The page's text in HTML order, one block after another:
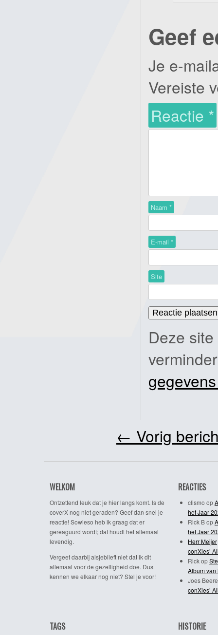
Geef
Je e-
Vereiste
Reactie *
Naam *
E-mail *
Site
Deze
← Vorig
WELKOM
Ontzettend leuk dat je hier langs komt. Is de
coverX nog niet geraden? Geef dan snel je
reactie! Sowieso heb ik graag dat er
gereaguurd wordt; dat houdt het allemaal
levendig.
Vergeet daarbij alsjeblieft niet dat ik dit
allemaal voor de gezelligheid doe. Dus
kennen we elkaar nog niet? Stel je voor!
REACTIES
clismo op
het Jaar
Rick Bop
het Jaar
Herr Meijer
conXies’
Rickop
Album van
Joes
conXies’
TAGS HISTORIE